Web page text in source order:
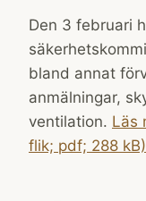
Den 3 februari
bland annat
anmälningar,
ventilation. Läs
flik; pdf; 288 kB)